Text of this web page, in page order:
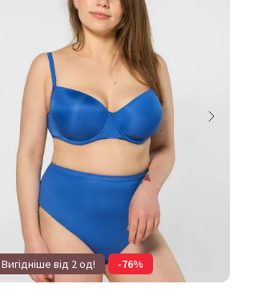
Вигідніше від 2 од! -76%